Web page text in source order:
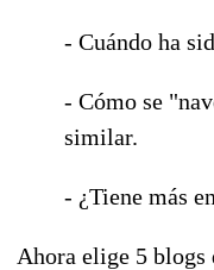
- Cuándo ha
- Cómo se
similar.
- ¿Tiene más
Ahora elige 5